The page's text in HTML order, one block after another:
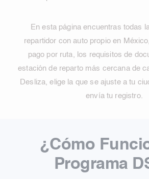
En esta página encuentras todas
repartidor con auto propio en
pago por ruta, los requisitos de
estación de reparto más cercana de
Desliza, elige la que se ajuste a tu
envía tu registro.
¿Cómo
Programa